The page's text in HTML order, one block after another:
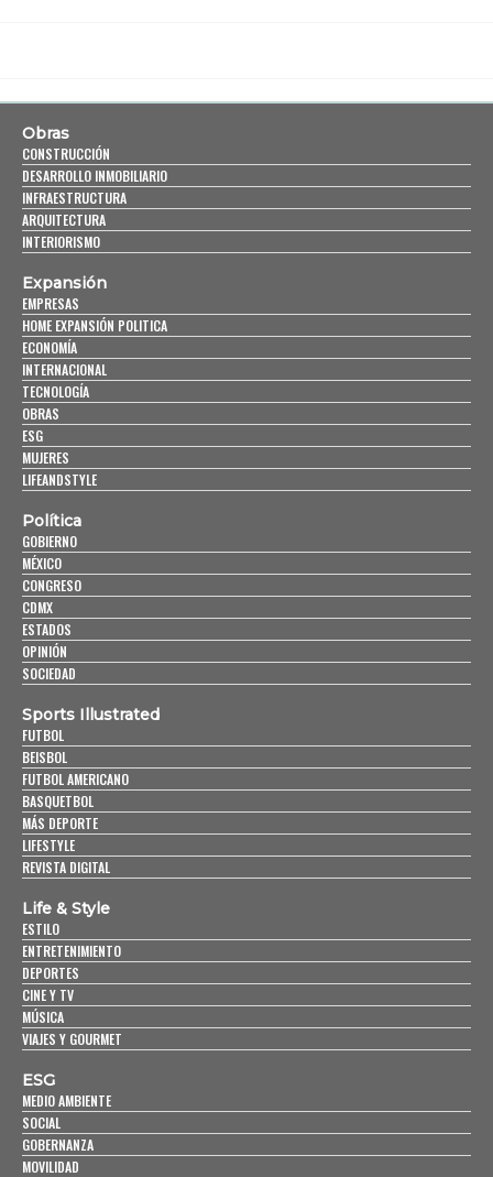
Obras
CONSTRUCCIÓN
DESARROLLO INMOBILIARIO
INFRAESTRUCTURA
ARQUITECTURA
INTERIORISMO
Expansión
EMPRESAS
HOME EXPANSIÓN POLITICA
ECONOMÍA
INTERNACIONAL
TECNOLOGÍA
OBRAS
ESG
MUJERES
LIFEANDSTYLE
Política
GOBIERNO
MÉXICO
CONGRESO
CDMX
ESTADOS
OPINIÓN
SOCIEDAD
Sports Illustrated
FUTBOL
BEISBOL
FUTBOL AMERICANO
BASQUETBOL
MÁS DEPORTE
LIFESTYLE
REVISTA DIGITAL
Life & Style
ESTILO
ENTRETENIMIENTO
DEPORTES
CINE Y TV
MÚSICA
VIAJES Y GOURMET
ESG
MEDIO AMBIENTE
SOCIAL
GOBERNANZA
MOVILIDAD